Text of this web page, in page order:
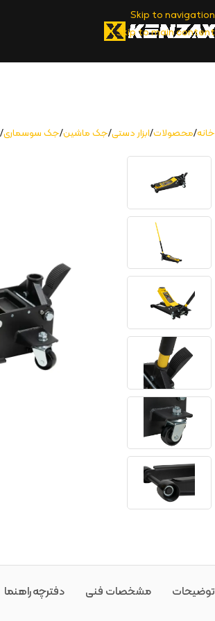
Skip to navigation
Skip to main content
خانه محصولات ابزار دستی جک ماشین جک سوسماری
توضیحات مشخصات فنی دفترچه راهنما